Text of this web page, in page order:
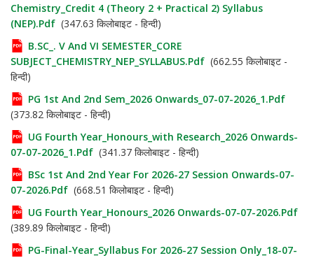
Chemistry_Credit 4 (Theory 2 + Practical 2) Syllabus
(NEP).pdf (347.63 किलोबाइट - हिन्दी)
B.SC_. V And VI SEMESTER_CORE
SUBJECT_CHEMISTRY_NEP_SYLLABUS.pdf (662.55 किलोबाइट -
हिन्दी)
PG 1st And 2nd Sem_2026 Onwards_07-07-2026_1.pdf
(373.82 किलोबाइट - हिन्दी)
UG Fourth Year_Honours_with Research_2026 Onwards-
07-07-2026_1.pdf (341.37 किलोबाइट - हिन्दी)
BSc 1st And 2nd Year For 2026-27 Session Onwards-07-
07-2026.pdf (668.51 किलोबाइट - हिन्दी)
UG Fourth Year_Honours_2026 Onwards-07-07-2026.pdf
(389.89 किलोबाइट - हिन्दी)
PG-Final-Year_Syllabus For 2026-27 Session Only_18-07-